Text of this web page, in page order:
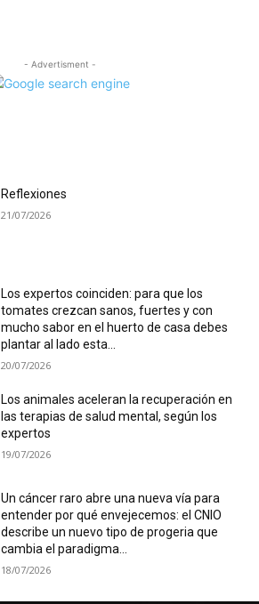
- Advertisment -
Reflexiones
21/07/2026
Los expertos coinciden: para que los
tomates crezcan sanos, fuertes y con
mucho sabor en el huerto de casa debes
plantar al lado esta...
20/07/2026
Los animales aceleran la recuperación en
las terapias de salud mental, según los
expertos
19/07/2026
Un cáncer raro abre una nueva vía para
entender por qué envejecemos: el CNIO
describe un nuevo tipo de progeria que
cambia el paradigma...
18/07/2026